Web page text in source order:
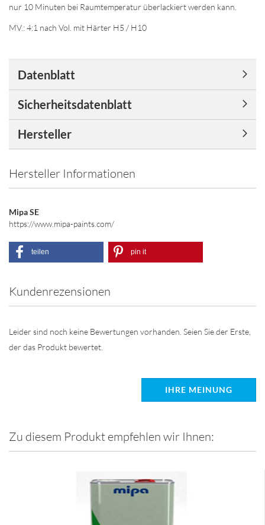
nur 10 Minuten bei Raumtemperatur überlackiert werden kann.
MV.: 4:1 nach Vol. mit Härter H5 / H10
Datenblatt
Sicherheitsdatenblatt
Hersteller
Hersteller Informationen
Mipa SE
https://www.mipa-paints.com/
teilen pin it
Kundenrezensionen
Leider sind noch keine Bewertungen vorhanden. Seien Sie der Erste,
der das Produkt bewertet.
IHRE MEINUNG
Zu diesem Produkt empfehlen wir Ihnen: